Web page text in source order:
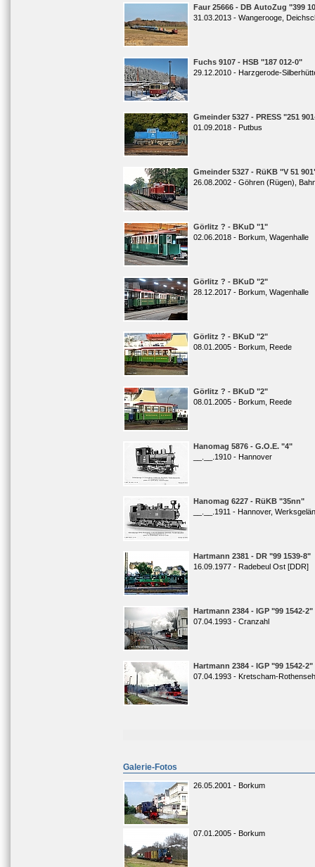
Faur 25666 - DB AutoZug "399
31.03.2013 - Wangerooge,
Fuchs 9107 - HSB "187 012-0"
29.12.2010 - Harzgerode-
Gmeinder 5327 - PRESS "251
01.09.2018 - Putbus
Gmeinder 5327 - RüKB "V 51
26.08.2002 - Göhren (Rügen),
Görlitz ? - BKuD "1"
02.06.2018 - Borkum, Wagenhalle
Görlitz ? - BKuD "2"
28.12.2017 - Borkum, Wagenhalle
Görlitz ? - BKuD "2"
08.01.2005 - Borkum, Reede
Görlitz ? - BKuD "2"
08.01.2005 - Borkum, Reede
Hanomag 5876 - G.O.E. "4"
__.__.1910 - Hannover
Hanomag 6227 - RüKB "35nn"
__.__.1911 - Hannover,
Hartmann 2381 - DR "99 1539-8"
16.09.1977 - Radebeul Ost [DDR]
Hartmann 2384 - IGP "99 1542-2"
07.04.1993 - Cranzahl
Hartmann 2384 - IGP "99 1542-2"
07.04.1993 - Kretscham-
Galerie-Fotos
26.05.2001 - Borkum
07.01.2005 - Borkum